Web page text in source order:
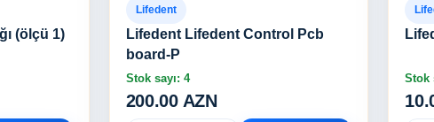
(ölçü 1)
Lifedent
Lifedent Lifedent Control Pcb
board-P
Stok sayı: 4
200.00 AZN
Stok